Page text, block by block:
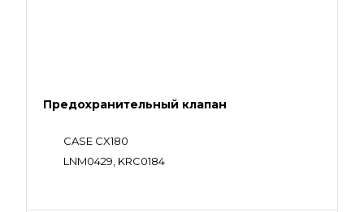
Предохранительный клапан
CASE CX180
LNM0429, KRC0184